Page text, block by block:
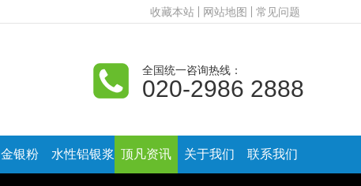
收藏本站 网站地图 常见问题
全国统一咨询热线：
020-2986 2888
金银粉 水性铝银浆 顶凡资讯 关于我们 联系我们